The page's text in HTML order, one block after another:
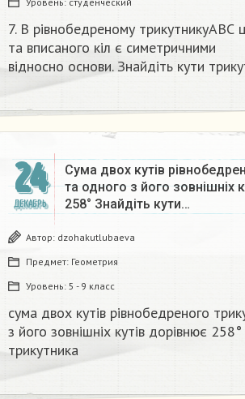
7. В рівнобедреному трикутникуАВС
та вписаного кіл є симетричними
відносно основи. Знайдіть кути
24
ДЕКАБРЬ
Сума двох кутів
та одного з його зовнішніх
258° Знайдіть кути…
Автор: dzohakutlubaeva
Предмет: Геометрия
Уровень: 5 - 9 класс
сума двох кутів рівнобедреного
з його зовнішніх кутів дорівнює
трикутника​